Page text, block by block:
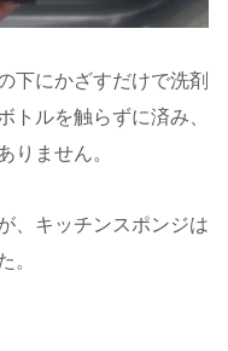
下にかざすだけで洗剤
トルを触らずに済み、
りません。
、キッチンスポンジは
。